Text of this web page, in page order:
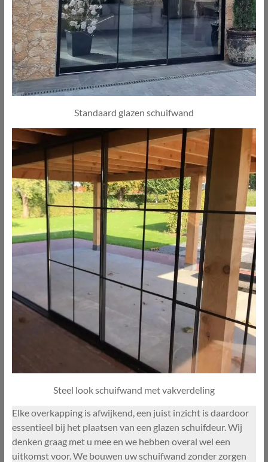
Standaard glazen schuifwand
Steel look schuifwand met vakverdeling
Elke overkapping is afwijkend, een juist inzicht is daardoor
essentieel bij het plaatsen van een glazen schuifdeur. Wij
denken graag met u mee en we hebben overal wel een
uitkomst voor. We bouwen uw schuifwand zonder zorgen